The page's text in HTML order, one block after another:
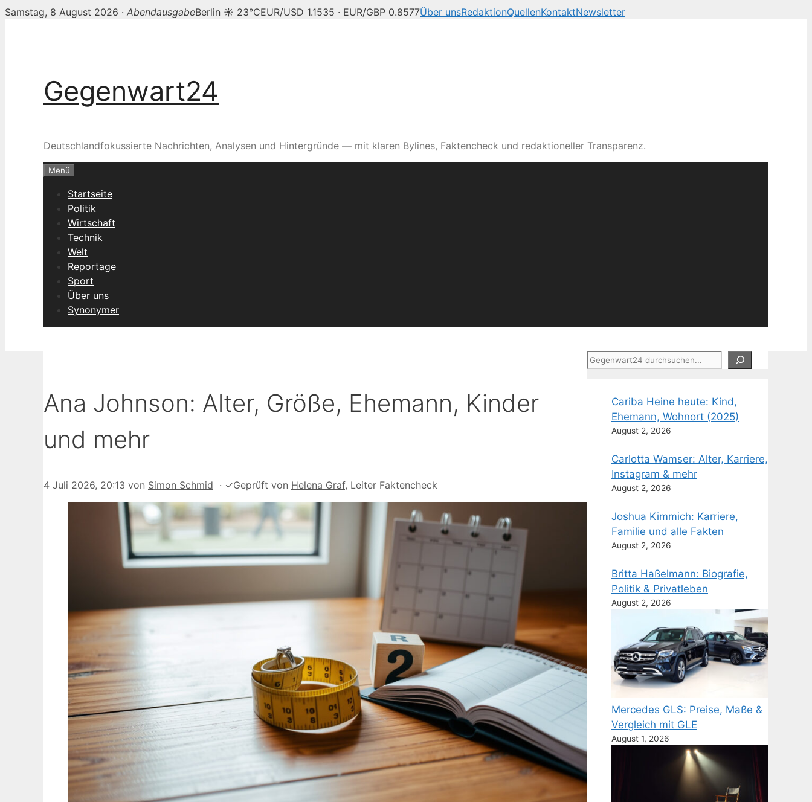
Samstag, 8 August 2026 · AbendausgabeBerlin ☀ 23°CEUR/USD 1.1535 · EUR/GBP 0.8577Über unsRedaktionQuellenKontaktNewsletter
Gegenwart24
Deutschlandfokussierte Nachrichten, Analysen und Hintergründe — mit klaren Bylines, Faktencheck und redaktioneller Transparenz.
Menü
Startseite
Politik
Wirtschaft
Technik
Welt
Reportage
Sport
Über uns
Synonymer
Ana Johnson: Alter, Größe, Ehemann, Kinder
und mehr
4 Juli 2026, 20:13 von Simon Schmid · ✓Geprüft von Helena Graf, Leiter Faktencheck
Suchen
Cariba Heine heute: Kind,
Ehemann, Wohnort (2025)
August 2, 2026
Carlotta Wamser: Alter, Karriere,
Instagram & mehr
August 2, 2026
Joshua Kimmich: Karriere,
Familie und alle Fakten
August 2, 2026
Britta Haßelmann: Biografie,
Politik & Privatleben
August 2, 2026
Mercedes GLS: Preise, Maße &
Vergleich mit GLE
August 1, 2026